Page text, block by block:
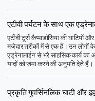
एटीवी पर्यटन के साथ एक
एटीवी टूर्स कैप्पाडोसिया की
मजेदार तरीकों में से एक हैं। उन लोगों
एड्रेनालाईन से भरे साहसिक कार्य का
यादों को जमा करने की अनुमति देते हैं।
प्रकृति गुवर्सिनलिक घाटी और